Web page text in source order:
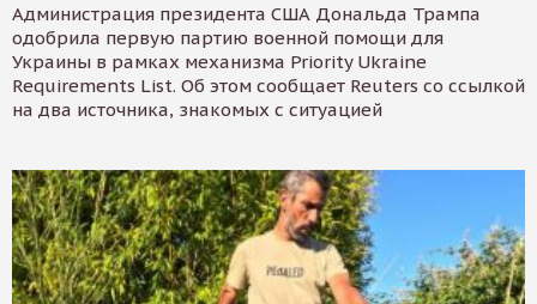
Администрация президента США Дональда Трампа
одобрила первую партию военной помощи для
Украины в рамках механизма Priority Ukraine
Requirements List. Об этом сообщает Reuters со ссылкой
на два источника, знакомых с ситуацией